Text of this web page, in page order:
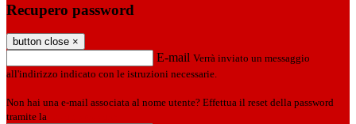
Recupero password
button close ×
E-mail Verrà inviato un messaggio
all'indirizzo indicato con le istruzioni necessarie.
Non hai una e-mail associata al nome utente? Effettua il reset della password
tramite la